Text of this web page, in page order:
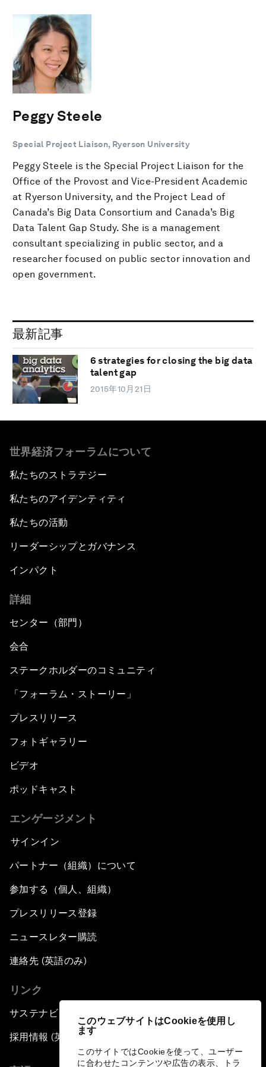
このウェブサイトはCookieを使用し
ます
このサイトではCookieを使って、ユーザー
に合わせたコンテンツや広告の表示、トラ
Peggy Steele
Special Project Liaison, Ryerson University
Peggy Steele is the Special Project Liaison for the
Office of the Provost and Vice-President Academic
at Ryerson University, and the Project Lead of
Canada’s Big Data Consortium and Canada’s Big
Data Talent Gap Study. She is a management
consultant specializing in public sector, and a
researcher focused on public sector innovation and
open government.
最新記事
6 strategies for closing the big data
talent gap
2015年10月21日
世界経済フォーラムについて
私たちのストラテジー
私たちのアイデンティティ
私たちの活動
リーダーシップとガバナンス
インパクト
詳細
センター（部門）
会合
ステークホルダーのコミュニティ
「フォーラム・ストーリー」
プレスリリース
フォトギャラリー
ビデオ
ポッドキャスト
エンゲージメント
サインイン
パートナー（組織）について
参加する（個人、組織）
プレスリリース登録
ニュースレター購読
連絡先 (英語のみ)
リンク
サステナビリティへの取り組み
採用情報 (英語のみ)